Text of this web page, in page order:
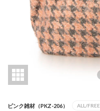
ピンク雑材（PKZ-206） ALL/FREE